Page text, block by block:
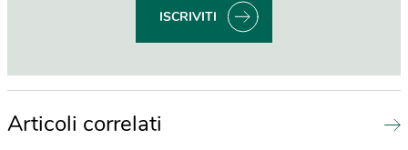
ISCRIVITI
Articoli correlati